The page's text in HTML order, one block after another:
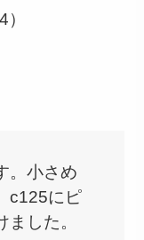
）
。小さめ
c125にピ
した。